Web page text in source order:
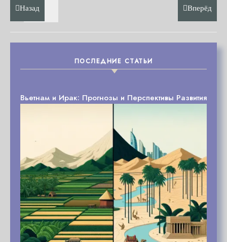
Назад Вперёд
ПОСЛЕДНИЕ СТАТЬИ
Вьетнам и Ирак: Прогнозы и Перспективы Развития